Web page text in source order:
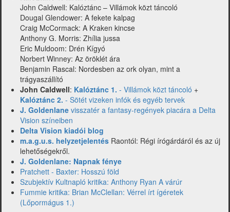
John Caldwell: Kalóztánc – Villámok közt táncoló
Dougal Glendower: A fekete kalpag
Craig McCormack: A Kraken kincse
Anthony G. Morris: Zhília jussa
Eric Muldoom: Drén Kígyó
Norbert Winney: Az öröklét ára
Benjamin Rascal: Nordesben az ork olyan, mint a
trágyaszállító
John Caldwell: Kalóztánc 1. - Villámok közt táncoló +
Kalóztánc 2. - Sötét vizeken infók és egyéb tervek
J. Goldenlane visszatér a fantasy-regények piacára a Delta
Vision színeiben
Delta Vision kiadói blog
m.a.g.u.s. helyzetjelentés Raontól: Régi írógárdáról és az új
lehetőségekről.
J. Goldenlane: Napnak fénye
Pratchett - Baxter: Hosszú föld
Szubjektív Kultnapló kritika: Anthony Ryan A várúr
Fummie kritika: Brian McClellan: Vérrel írt ígéretek
(Lőpormágus 1.)